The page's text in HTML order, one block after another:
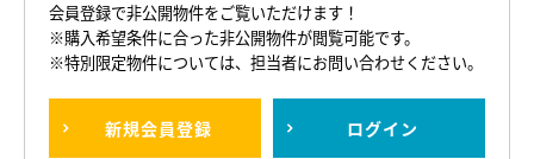
会員登録で非公開物件をご覧いただけます！
※購入希望条件に合った非公開物件が閲覧可能です。
※特別限定物件については、担当者にお問い合わせください。
新規会員登録 ログイン